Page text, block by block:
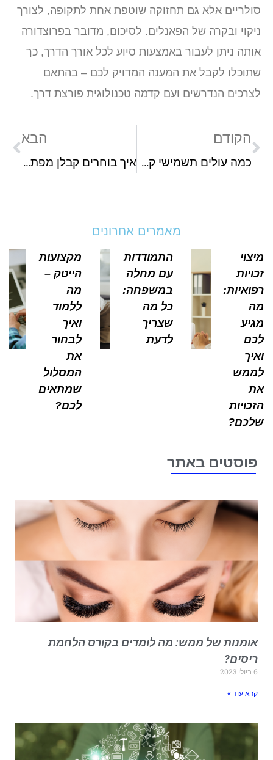
אלא גם תחזוקה שוטפת אחת לתקופה, לצורך
ובקרה של הפאנלים. לסיכום, מדובר בפרוצדורה
ניתן לעבור באמצעות סיוע לכל אורך הדרך, כך
לקבל את המענה המדויק לכם – בהתאם
הנדרשים ועם קדמה טכנולוגית פורצת דרך.
הקודם
כמה עולים תשמישי קדושה כשרים?
הבא
איך בוחרים קבלן מפתח לבית פרטי
מאמרים אחרונים
התמודדות
עם מחלה
במשפחה:
כל מה
שצריך
לדעת
מקצועות
הייטק –
ללמוד
ואיך
לבחור
המסלול
שמתאים
לכם?
באתר
של ממש: מה לומדים בקורס הלחמת
עוד »